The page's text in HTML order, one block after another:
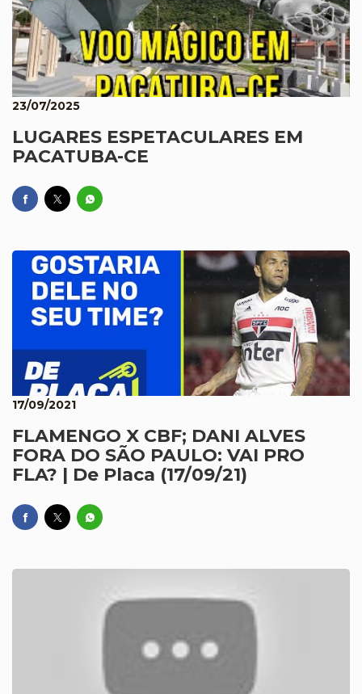
23/07/2025
LUGARES ESPETACULARES EM
PACATUBA-CE
17/09/2021
FLAMENGO X CBF; DANI ALVES
FORA DO SÃO PAULO: VAI PRO
FLA? | De Placa (17/09/21)